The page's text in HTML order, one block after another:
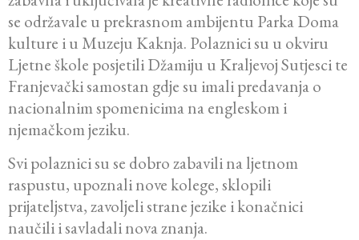
se održavale u prekrasnom ambijentu Parka Doma
kulture i u Muzeju Kaknja. Polaznici su u okviru
Ljetne škole posjetili Džamiju u Kraljevoj Sutjesci te
Franjevački samostan gdje su imali predavanja o
nacionalnim spomenicima na engleskom i
njemačkom jeziku.
Svi polaznici su se dobro zabavili na ljetnom
raspustu, upoznali nove kolege, sklopili
prijateljstva, zavoljeli strane jezike i konačnici
naučili i savladali nova znanja.